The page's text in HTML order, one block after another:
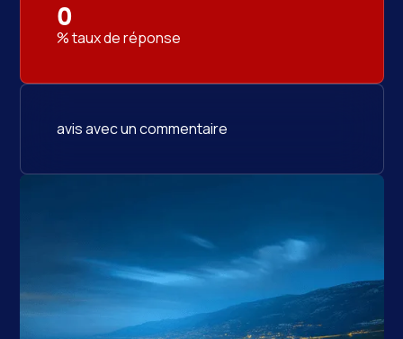
0
% taux de réponse
avis avec un commentaire